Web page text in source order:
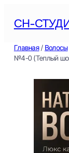
СН-
Главная/ Волосы
№4-0 (Теплый